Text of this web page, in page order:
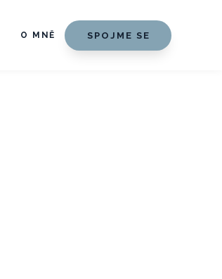
O MNĚ SPOJME SE